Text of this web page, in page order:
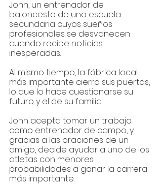
John, un entrenador de
baloncesto de una escuela
secundaria cuyos sueños
profesionales se desvanecen
cuando recibe noticias
inesperadas.
Al mismo tiempo, la fábrica local
más importante cierra sus puertas,
lo que lo hace cuestionarse su
futuro y el de su familia.
John acepta tomar un trabajo
como entrenador de campo, y
gracias a las oraciones de un
amigo, decide ayudar a uno de los
atletas con menores
probabilidades a ganar la carrera
más importante.